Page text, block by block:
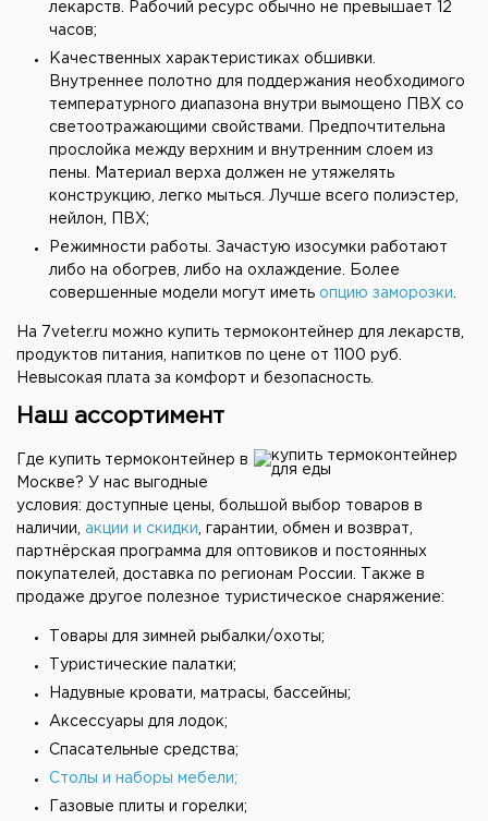
лекарств. Рабочий ресурс обычно не превышает 12
часов;
Качественных характеристиках обшивки.
Внутреннее полотно для поддержания необходимого
температурного диапазона внутри вымощено ПВХ со
светоотражающими свойствами. Предпочтительна
прослойка между верхним и внутренним слоем из
пены. Материал верха должен не утяжелять
конструкцию, легко мыться. Лучше всего полиэстер,
нейлон, ПВХ;
Режимности работы. Зачастую изосумки работают
либо на обогрев, либо на охлаждение. Более
совершенные модели могут иметь опцию заморозки
На 7veter.ru можно купить термоконтейнер для лекарств,
продуктов питания, напитков по цене от 1100 руб.
Невысокая плата за комфорт и безопасность.
Наш ассортимент
Где купить термоконтейнер в
Москве? У нас выгодные
условия: доступные цены, большой выбор товаров в
наличии, акции и скидки , гарантии, обмен и возврат,
партнёрская программа для оптовиков и постоянных
покупателей, доставка по регионам России. Также в
продаже другое полезное туристическое снаряжение:
Товары для зимней рыбалки/охоты;
Туристические палатки;
Надувные кровати, матрасы, бассейны;
Аксессуары для лодок;
Спасательные средства;
Столы и наборы мебели;
Газовые плиты и горелки;